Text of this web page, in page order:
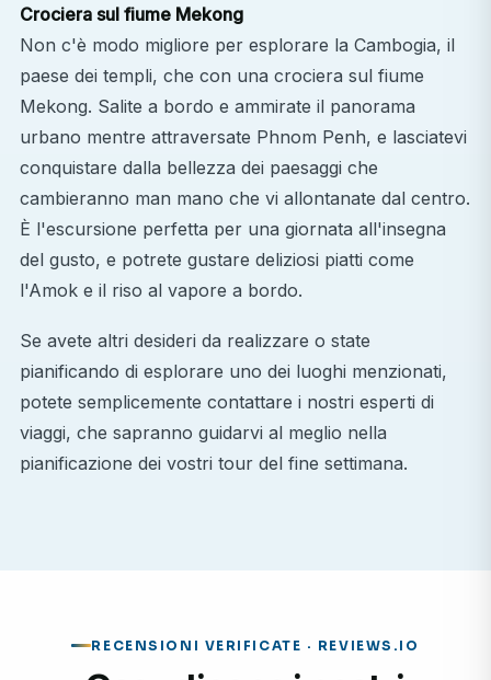
Crociera sul fiume Mekong
Non c'è modo migliore per esplorare la Cambogia, il
paese dei templi, che con una crociera sul fiume
Mekong. Salite a bordo e ammirate il panorama
urbano mentre attraversate Phnom Penh, e lasciatevi
conquistare dalla bellezza dei paesaggi che
cambieranno man mano che vi allontanate dal centro.
È l'escursione perfetta per una giornata all'insegna
del gusto, e potrete gustare deliziosi piatti come
l'Amok e il riso al vapore a bordo.
Se avete altri desideri da realizzare o state
pianificando di esplorare uno dei luoghi menzionati,
potete semplicemente contattare i nostri esperti di
viaggi, che sapranno guidarvi al meglio nella
pianificazione dei vostri tour del fine settimana.
RECENSIONI VERIFICATE · REVIEWS.IO